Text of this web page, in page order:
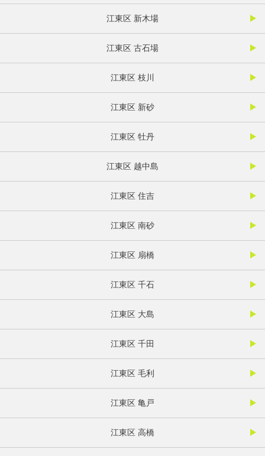
江東区 新木場
江東区 古石場
江東区 枝川
江東区 新砂
江東区 牡丹
江東区 越中島
江東区 住吉
江東区 南砂
江東区 扇橋
江東区 千石
江東区 大島
江東区 千田
江東区 毛利
江東区 亀戸
江東区 高橋